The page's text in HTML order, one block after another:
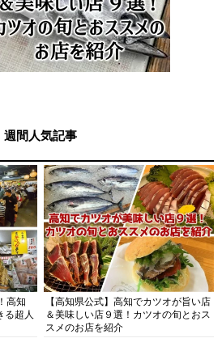
週間人気記事
高知
る超人
【高知県公式】高知でカツオが旨い店
＆美味しい店９選！カツオの旬とおス
スメのお店を紹介